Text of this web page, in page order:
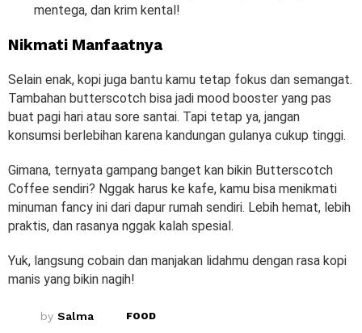
mentega, dan krim kental!
Nikmati Manfaatnya
Selain enak, kopi juga bantu kamu tetap fokus dan semangat.
Tambahan butterscotch bisa jadi mood booster yang pas
buat pagi hari atau sore santai. Tapi tetap ya, jangan
konsumsi berlebihan karena kandungan gulanya cukup tinggi.
Gimana, ternyata gampang banget kan bikin Butterscotch
Coffee sendiri? Nggak harus ke kafe, kamu bisa menikmati
minuman fancy ini dari dapur rumah sendiri. Lebih hemat, lebih
praktis, dan rasanya nggak kalah spesial.
Yuk, langsung cobain dan manjakan lidahmu dengan rasa kopi
manis yang bikin nagih!
by Salma FOOD